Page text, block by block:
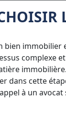
bien
complexe
dans cette
à un